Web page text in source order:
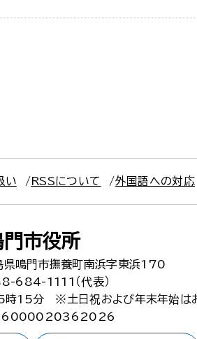
い RSSについて 外国語への対応
門市役所
県鳴門市撫養町南浜字東浜170
684-1111（代表）
時15分
※土日祝および年末年始は
：6000020362026